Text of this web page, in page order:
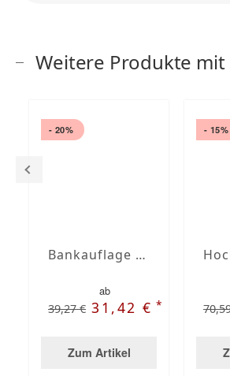
Weitere Produkte mit
- 20%
Bankauflage nach Maß mit Stegsaum
ab
39,27 € 31,42 €*
Zum Artikel
- 15%